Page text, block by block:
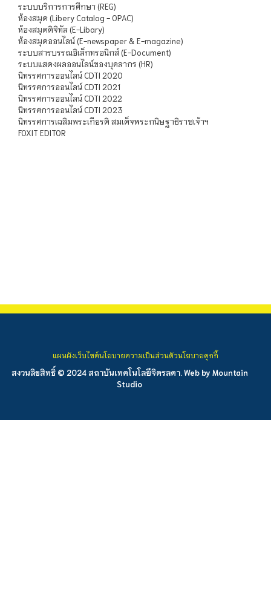
ระบบบริการการศึกษา (REG)
ห้องสมุด (Libery Catalog - OPAC)
ห้องสมุดดิจิทัล (E-Libary)
ห้องสมุดออนไลน์ (E-newspaper & E-magazine)
ระบบสารบรรณอิเล็กทรอนิกส์ (E-Document)
ระบบแสดงผลออนไลน์ของบุคลากร (HR)
นิทรรศการออนไลน์ CDTI 2020
นิทรรศการออนไลน์ CDTI 2021
นิทรรศการออนไลน์ CDTI 2022
นิทรรศการออนไลน์ CDTI 2023
นิทรรศการเฉลิมพระเกียรติ สมเด็จพระกนิษฐาธิราชเจ้าฯ
FOXIT EDITOR
สงวนลิขสิทธิ์ © 2024 สถาบันเทคโนโลยีจิตรลดา. Web by Mountain
Studio
แผนผังเว็บไซต์นโยบายความเป็นส่วนตัวนโยบายคุกกี้